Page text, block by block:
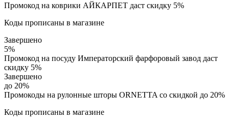
Промокод на коврики АЙКАРПЕТ даст скидку 5%
Коды прописаны в магазине
Завершено
5%
Промокод на посуду Императорский фарфоровый завод даст
скидку 5%
Завершено
до 20%
Промокоды на рулонные шторы ORNETTA со скидкой до 20%
Коды прописаны в магазине